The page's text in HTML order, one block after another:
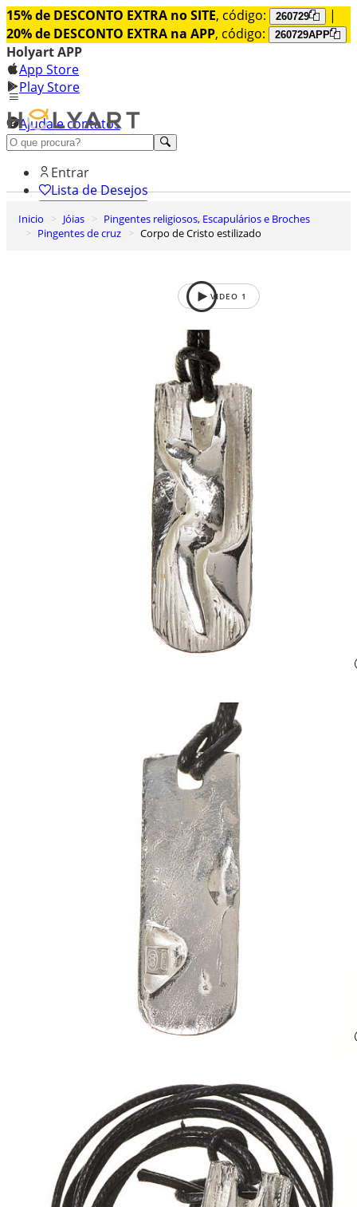
15% de DESCONTO EXTRA no SITE, código: 260729
|
20% de DESCONTO EXTRA na APP, código: 260729APP
Holyart APP
App Store
Play Store
Ajuda e contatos
Conheça premium
Entrar
Lista de Desejos
0
Carrinho de Compras
Inicio Jóias
Pingentes religiosos, Escapulários e Broches
Pingentes de cruz
Corpo de Cristo estilizado
VIDEO 1